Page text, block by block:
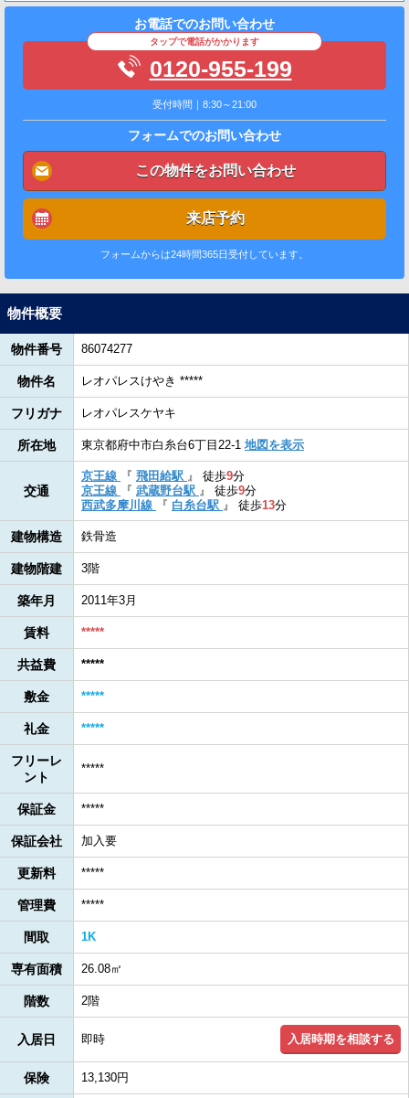
お電話でのお問い合わせ
タップで電話がかかります
0120-955-199
受付時間｜8:30～21:00
フォームでのお問い合わせ
この物件をお問い合わせ
来店予約
フォームからは24時間365日受付しています。
物件概要
物件番号 86074277
物件名 レオパレスけやき *****
フリガナ レオパレスケヤキ
所在地 東京都府中市白糸台6丁目22-1 地図を表示
交通
京王線 『 飛田給駅 』 徒歩9分
京王線
『 武蔵野台駅 』 徒歩9分
西武多摩川線
『 白糸台駅 』 徒歩13分
建物構造 鉄骨造
建物階建 3階
築年月 2011年3月
賃料 *****
共益費 *****
敷金 *****
礼金 *****
フリーレ
ント
*****
保証金 *****
保証会社 加入要
更新料 *****
管理費 *****
間取 1K
専有面積 26.08㎡
階数 2階
入居日 即時 入居時期を相談する
保険 13,130円